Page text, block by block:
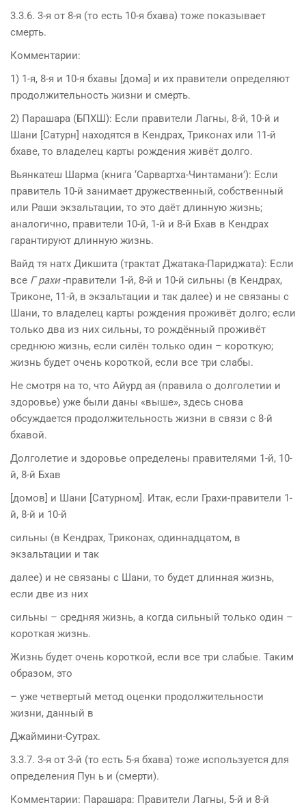
3.3.6. 3-я от 8-я (то есть 10-я бхава) тоже показывает
смерть.
Комментарии:
1) 1-я, 8-я и 10-я бхавы [дома] и их правители определяют
продолжительность жизни и смерть.
2) Парашара (БПХШ): Если правители Лагны, 8-й, 10-й и
Шани [Сатурн] находятся в Кендрах, Триконах или 11-й
бхаве, то владелец карты рождения живёт долго.
Вьянкатеш Шарма (книга ‘Сарвартха-Чинтамани’): Если
правитель 10-й занимает дружественный, собственный
или Раши экзальтации, то это даёт длинную жизнь;
аналогично, правители 10-й, 1-й и 8-й Бхав в Кендрах
гарантируют длинную жизнь.
Вайд тя натх Дикшита (трактат Джатака-Париджата): Если
все Г рахи-правители 1-й, 8-й и 10-й сильны (в Кендрах,
Триконе, 11-й, в экзальтации и так далее) и не связаны с
Шани, то владелец карты рождения проживёт долго; если
только два из них сильны, то рождённый проживёт
среднюю жизнь, если силён только один – короткую;
жизнь будет очень короткой, если все три слабы.
Не смотря на то, что Айурд ая (правила о долголетии и
здоровье) уже были даны «выше», здесь снова
обсуждается продолжительность жизни в связи с 8-й
бхавой.
Долголетие и здоровье определены правителями 1-й, 10-
й, 8-й Бхав
[домов] и Шани [Сатурном]. Итак, если Грахи-правители 1-
й, 8-й и 10-й
сильны (в Кендрах, Триконах, одиннадцатом, в
экзальтации и так
далее) и не связаны с Шани, то будет длинная жизнь,
если две из них
сильны – средняя жизнь, а когда сильный только один –
короткая жизнь.
Жизнь будет очень короткой, если все три слабые. Таким
образом, это
– уже четвертый метод оценки продолжительности
жизни, данный в
Джаймини-Сутрах.
3.3.7. 3-я от 3-й (то есть 5-я бхава) тоже используется для
определения Пун ь и (смерти).
Комментарии: Парашара: Правители Лагны, 5-й и 8-й